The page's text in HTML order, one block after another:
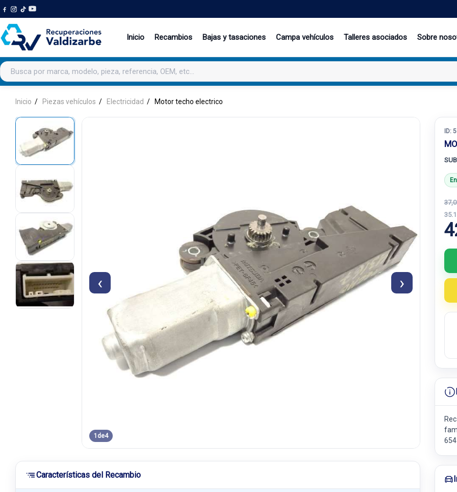
Inicio Recambios Bajas y tasaciones Campa vehículos Talleres asociados Sobre
Buscar productos
Inicio Piezas vehículos Electricidad Motor techo electrico
‹ ›
1 de4
Características del Recambio
ID: